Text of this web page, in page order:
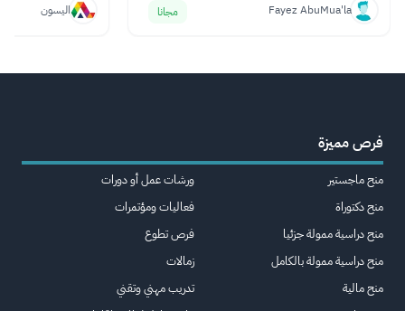
Fayez AbuMua'la مجانا اليسون
فرص مميزة
منح ماجستير
منح دكتوراة
منح دراسية ممولة جزئيا
منح دراسية ممولة بالكامل
منح مالية
ورشات عمل أو دورات
فعاليات ومؤتمرات
فرص تطوع
زمالات
تدريب مهني وتقني